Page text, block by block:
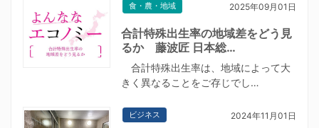
食・農・地域 2025年09月01日
合計特殊出生率の地域差をどう見
るか 藤波匠 日本総…
合計特殊出生率は、地域によって大
きく異なることをご存じでし…
ビジネス 2024年11月01日